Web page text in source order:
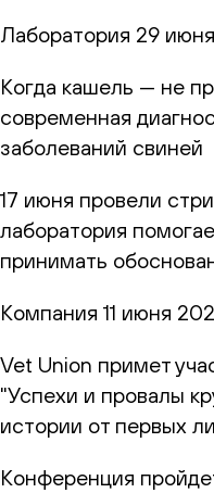
Лаборатория 29
Когда кашель — не
современная
заболеваний свиней
17 июня провели
лаборатория
принимать
Компания 11 июня
Vet Union примет
"Успехи и провалы
истории от первых
Конференция